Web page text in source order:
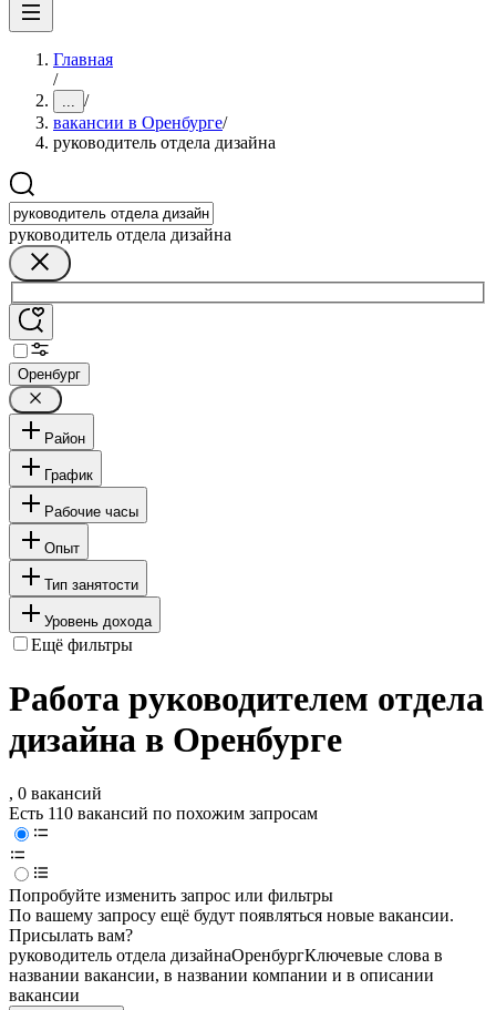
Главная
/
... /
вакансии в Оренбурге/
руководитель отдела дизайна
руководитель отдела дизайна
Оренбург
Район
График
Рабочие часы
Опыт
Тип занятости
Уровень дохода
Ещё фильтры
Работа руководителем отдела
дизайна в Оренбурге
, 0 вакансий
Есть 110 вакансий по похожим запросам
Попробуйте изменить запрос или фильтры
По вашему запросу ещё будут появляться новые вакансии.
Присылать вам?
руководитель отдела дизайнаОренбургКлючевые слова в
названии вакансии, в названии компании и в описании
вакансии